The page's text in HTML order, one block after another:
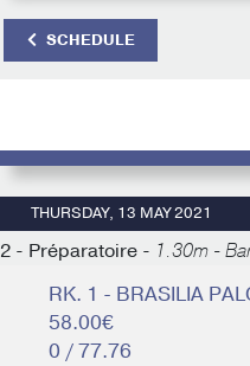
SCHEDULE
THURSDAY, 13 MAY 2021
2 - Préparatoire - 1.30m -
RK. 1 - BRASILIA
58.00€
0 / 77.76